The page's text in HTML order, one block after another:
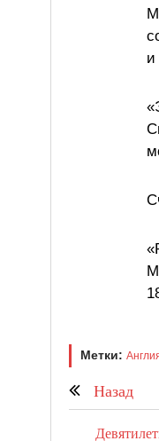
и
Метки:
Назад